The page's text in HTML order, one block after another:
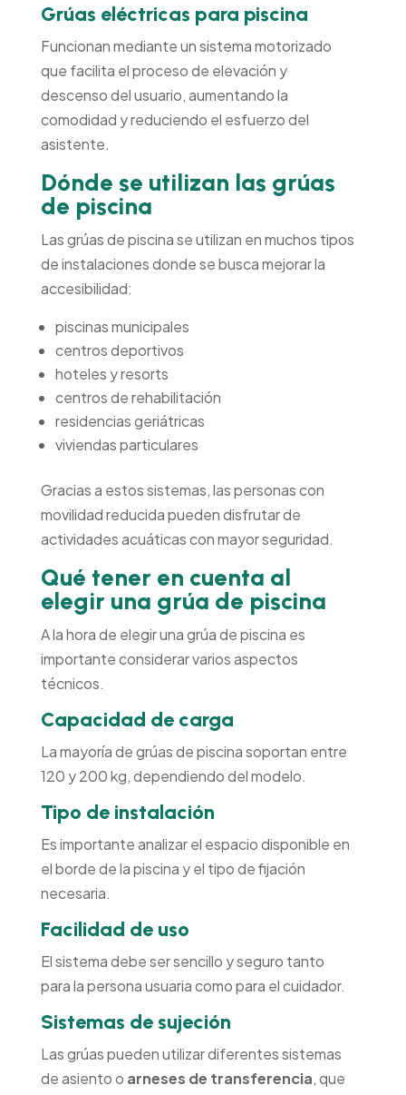
Grúas eléctricas para piscina
Funcionan mediante un sistema motorizado
que facilita el proceso de elevación y
descenso del usuario, aumentando la
comodidad y reduciendo el esfuerzo del
asistente.
Dónde se utilizan las grúas
de piscina
Las grúas de piscina se utilizan en muchos tipos
de instalaciones donde se busca mejorar la
accesibilidad:
piscinas municipales
centros deportivos
hoteles y resorts
centros de rehabilitación
residencias geriátricas
viviendas particulares
Gracias a estos sistemas, las personas con
movilidad reducida pueden disfrutar de
actividades acuáticas con mayor seguridad.
Qué tener en cuenta al
elegir una grúa de piscina
A la hora de elegir una grúa de piscina es
importante considerar varios aspectos
técnicos.
Capacidad de carga
La mayoría de grúas de piscina soportan entre
120 y 200 kg, dependiendo del modelo.
Tipo de instalación
Es importante analizar el espacio disponible en
el borde de la piscina y el tipo de fijación
necesaria.
Facilidad de uso
El sistema debe ser sencillo y seguro tanto
para la persona usuaria como para el cuidador.
Sistemas de sujeción
Las grúas pueden utilizar diferentes sistemas
de asiento o arneses de transferencia, que